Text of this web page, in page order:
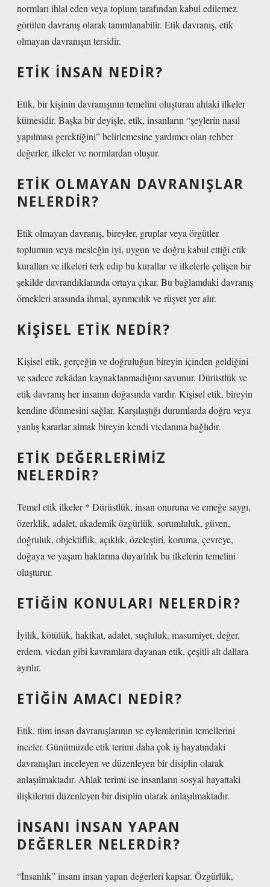
normları ihlal eden veya toplum tarafından kabul edilemez
görülen davranış olarak tanımlanabilir. Etik davranış, etik
olmayan davranışın tersidir.
ETIK INSAN NEDIR?
Etik, bir kişinin davranışının temelini oluşturan ahlaki ilkeler
kümesidir. Başka bir deyişle, etik, insanların “şeylerin nasıl
yapılması gerektiğini” belirlemesine yardımcı olan rehber
değerler, ilkeler ve normlardan oluşur.
ETIK OLMAYAN DAVRANIŞLAR
NELERDIR?
Etik olmayan davranış, bireyler, gruplar veya örgütler
toplumun veya mesleğin iyi, uygun ve doğru kabul ettiği etik
kuralları ve ilkeleri terk edip bu kurallar ve ilkelerle çelişen bir
şekilde davrandıklarında ortaya çıkar. Bu bağlamdaki davranış
örnekleri arasında ihmal, ayrımcılık ve rüşvet yer alır.
KIŞISEL ETIK NEDIR?
Kişisel etik, gerçeğin ve doğruluğun bireyin içinden geldiğini
ve sadece zekâdan kaynaklanmadığını savunur. Dürüstlük ve
etik davranış her insanın doğasında vardır. Kişisel etik, bireyin
kendine dönmesini sağlar. Karşılaştığı durumlarda doğru veya
yanlış kararlar almak bireyin kendi vicdanına bağlıdır.
ETIK DEĞERLERIMIZ
NELERDIR?
Temel etik ilkeler * Dürüstlük, insan onuruna ve emeğe saygı,
özerklik, adalet, akademik özgürlük, sorumluluk, güven,
doğruluk, objektiflik, açıklık, özeleştiri, koruma, çevreye,
doğaya ve yaşam haklarına duyarlılık bu ilkelerin temelini
oluşturur.
ETIĞIN KONULARI NELERDIR?
İyilik, kötülük, hakikat, adalet, suçluluk, masumiyet, değer,
erdem, vicdan gibi kavramlara dayanan etik, çeşitli alt dallara
ayrılır.
ETIĞIN AMACI NEDIR?
Etik, tüm insan davranışlarının ve eylemlerinin temellerini
inceler. Günümüzde etik terimi daha çok iş hayatındaki
davranışları inceleyen ve düzenleyen bir disiplin olarak
anlaşılmaktadır. Ahlak terimi ise insanların sosyal hayattaki
ilişkilerini düzenleyen bir disiplin olarak anlaşılmaktadır.
İNSANI INSAN YAPAN
DEĞERLER NELERDIR?
“İnsanlık” insanı insan yapan değerleri kapsar. Özgürlük,